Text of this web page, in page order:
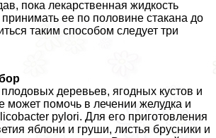
пока лекарственная жидкость
ее по половине стакана до
таким способом следует три
деревьев, ягодных кустов и
может помочь в лечении желудка и
pylori. Для его приготовления
яблони и груши, листья брусники и